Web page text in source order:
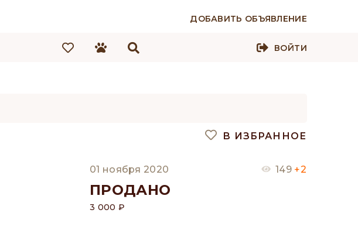
ДОБАВИТЬ ОБЪЯВЛЕНИЕ
ВОЙТИ
В ИЗБРАННОЕ
01 ноября 2020 149 +2
ПРОДАНО
3 000 ₽